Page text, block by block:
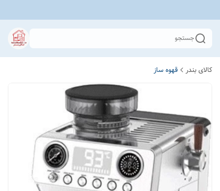
جستجو
کالای بندر قهوه ساز